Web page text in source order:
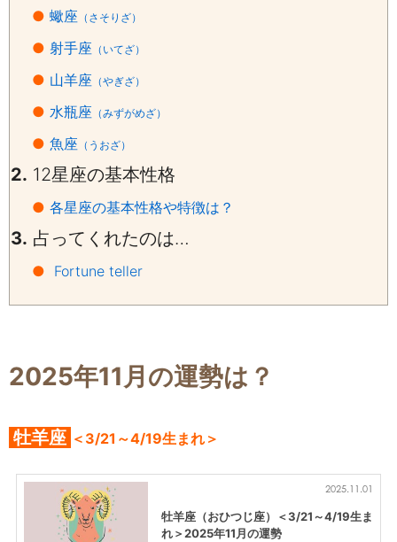
● 蠍座 （さそりざ）
● 射手座 （いてざ）
● 山羊座 （やぎざ）
● 水瓶座 （みずがめざ）
● 魚座 （うおざ）
2. 12星座の基本性格
● 各星座の基本性格や特徴は？
3. 占ってくれたのは…
● Fortune teller
2025年11月の運勢は？
牡羊座 ＜3/21～4/19生まれ＞
2025.11.01
牡羊座（おひつじ座）＜3/21～4/19生ま
れ＞2025年11月の運勢